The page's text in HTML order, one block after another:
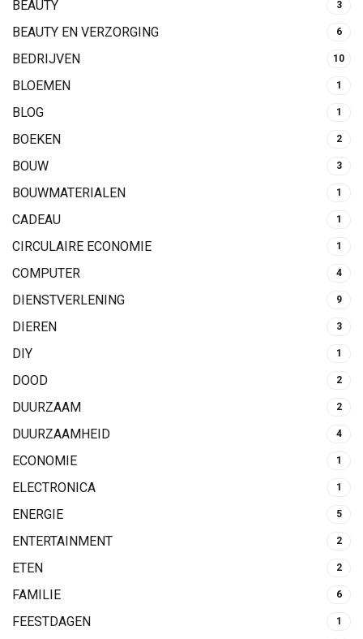
BEAUTY 3
BEAUTY EN VERZORGING 6
BEDRIJVEN 10
BLOEMEN 1
BLOG 1
BOEKEN 2
BOUW 3
BOUWMATERIALEN 1
CADEAU 1
CIRCULAIRE ECONOMIE 1
COMPUTER 4
DIENSTVERLENING 9
DIEREN 3
DIY 1
DOOD 2
DUURZAAM 2
DUURZAAMHEID 4
ECONOMIE 1
ELECTRONICA 1
ENERGIE 5
ENTERTAINMENT 2
ETEN 2
FAMILIE 6
FEESTDAGEN 1